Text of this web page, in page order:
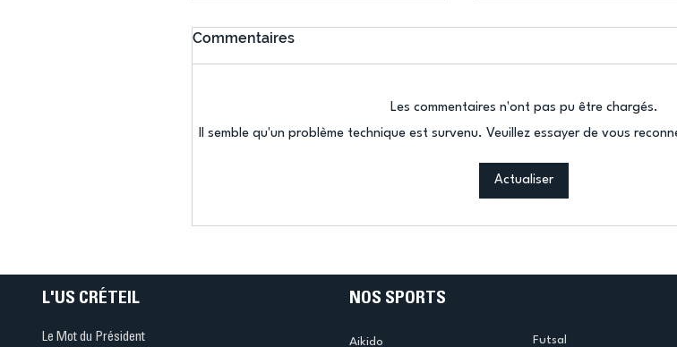
L’US Créteil Tir à l’Arc
termine la saison en
Commentaires
Les commentaires n'ont pas pu être chargés.
Il semble qu'un problème technique est survenu. Veuillez essayer de vous
Actualiser
L'US CRÉTEIL
Le Mot du Président
NOS SPORTS
Aikido Futsal